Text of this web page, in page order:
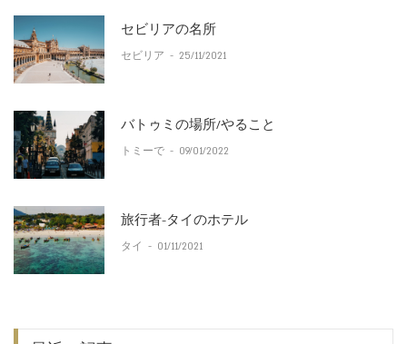
セビリアの名所
セビリア - 25/11/2021
バトゥミの場所/やること
トミーで - 09/01/2022
旅行者-タイのホテル
タイ - 01/11/2021